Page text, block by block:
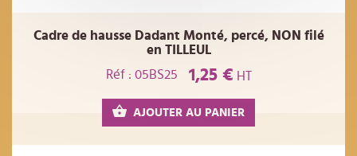
Cadre de hausse Dadant Monté, percé, NON filé
en TILLEUL
Réf : 05BS25
1,25 € HT
AJOUTER AU PANIER